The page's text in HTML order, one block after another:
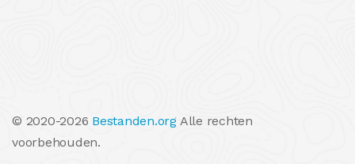
© 2020-2026 Bestanden.org Alle rechten
voorbehouden.